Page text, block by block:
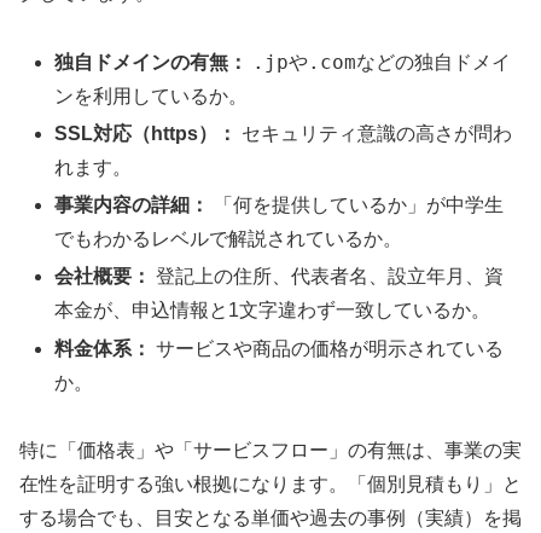
独自ドメインの有無： .jpや.comなどの独自ドメイ
ンを利用しているか。
SSL対応（https）：
セキュリティ意識の高さが問わ
れます。
事業内容の詳細：
「何を提供しているか」が中学生
でもわかるレベルで解説されているか。
会社概要： 登記上の住所、代表者名、設立年月、資
本金が、申込情報と1文字違わず一致しているか。
料金体系： サービスや商品の価格が明示されている
か。
特に「価格表」や「サービスフロー」の有無は、事業の実
在性を証明する強い根拠になります。「個別見積もり」と
する場合でも、目安となる単価や過去の事例（実績）を掲